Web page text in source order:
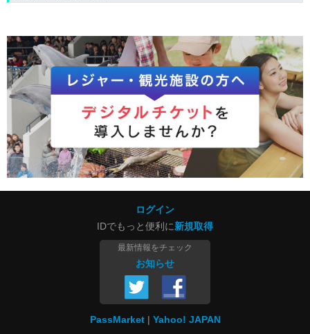
ログイン
IDでもっと便利に新規取得
最新情報をチェック
お知らせ
PassMarket Yahoo! JAPAN